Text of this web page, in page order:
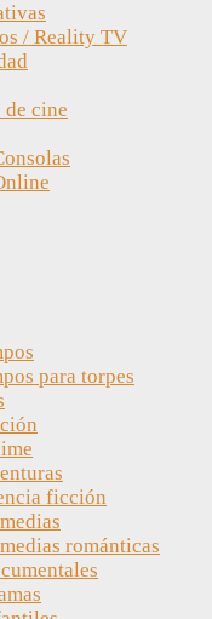
/ Reality TV
de cine
para torpes
ficción
románticas